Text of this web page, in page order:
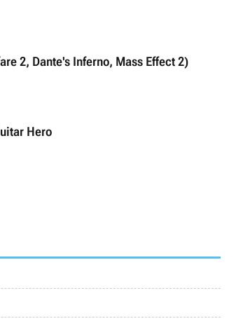
2, Dante's Inferno, Mass Effect 2)
Hero